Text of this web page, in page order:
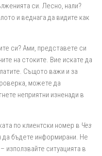
си. Лесно, нали?
и веднага да видите как
си? Ами, представете си
на стоките. Вие искате да
Същото важи и за
можете да
неприятни изненади в
по клиентски номер в Чез
да бъдете информирани. Не
използвайте ситуацията в